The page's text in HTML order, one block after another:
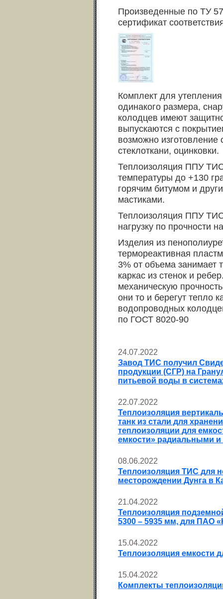
Произведенные по ТУ
сертификат
Комплект для
одинакого размера,
колодцев имеют
выпускаются с
возможно
стеклоткани, оцинковки.
Теплоизоляция ППУ
температуры до +130
горячим битумом и
мастиками.
Теплоизоляция ППУ
нагрузку по прочности
Изделия из
термореактивная
3% от объема занимает
каркас из стенок и
механическую
они то и берегут тепло
водопроводных
по ГОСТ 8020-90
24.07.2022
Завод ТИС получил
продукции (СГР) на
питьевой воды в
22.07.2022
Теплоизоляция
танк из стали для
теплоизоляции для
емкости» радиальными
08.06.2022
Теплоизоляция ТИС для
месторождении Дунга в
21.04.2022
Теплоизоляция
5300 – 5935 мм, для ПАО
15.04.2022
Теплоизоляция емкости
15.04.2022
Комплекты